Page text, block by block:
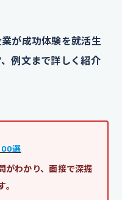
が成功体験を就活生
例文まで詳しく紹介
選
がわかり、面接で深掘